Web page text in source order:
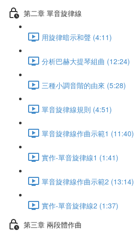
第二章 單音旋律線
用旋律暗示和聲 (4:11)
分析巴赫大提琴組曲 (12:24)
三種小調音階的由來 (5:28)
單音旋律線規則 (4:51)
單音旋律線作曲示範1 (11:40)
實作-單音旋律線1 (1:41)
單音旋律線作曲示範2 (13:14)
實作-單音旋律線2 (1:37)
第三章 兩段體作曲